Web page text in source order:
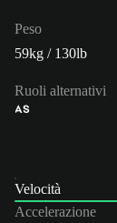
Peso
59kg / 130lb
Ruoli alternativi
AS
Velocità
Accelerazione